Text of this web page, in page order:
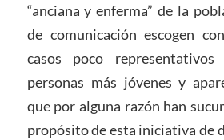
“anciana y enferma” de la
de comunicación escogen
casos poco
personas más jóvenes y
que por alguna razón han
propósito de esta iniciativa de